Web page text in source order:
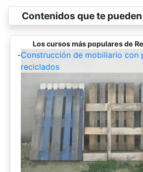
Contenidos que te
Los cursos más populares de
-Construcción de mobiliario con
reciclados